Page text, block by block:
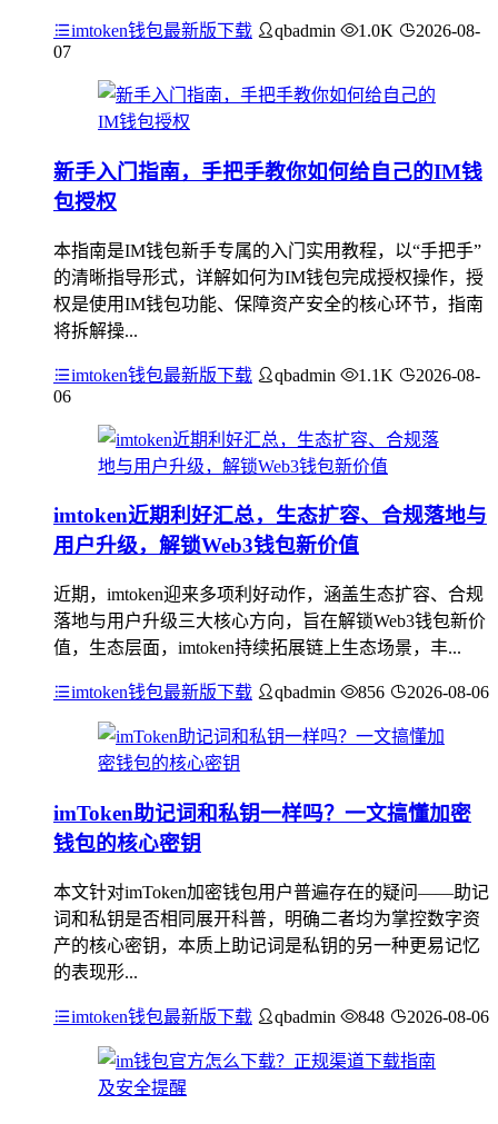
imtoken钱包最新版下载 qbadmin 1.0K
2026-08-
07
新手入门指南，手把手教你如何给自己的IM钱
包授权
本指南是IM钱包新手专属的入门实用教程，以“手把手”
的清晰指导形式，详解如何为IM钱包完成授权操作，授
权是使用IM钱包功能、保障资产安全的核心环节，指南
将拆解操...
imtoken钱包最新版下载 qbadmin 1.1K
2026-08-
06
imtoken近期利好汇总，生态扩容、合规落地与
用户升级，解锁Web3钱包新价值
近期，imtoken迎来多项利好动作，涵盖生态扩容、合规
落地与用户升级三大核心方向，旨在解锁Web3钱包新价
值，生态层面，imtoken持续拓展链上生态场景，丰...
imtoken钱包最新版下载 qbadmin 856 2026-08-06
imToken助记词和私钥一样吗？一文搞懂加密
钱包的核心密钥
本文针对imToken加密钱包用户普遍存在的疑问——助记
词和私钥是否相同展开科普，明确二者均为掌控数字资
产的核心密钥，本质上助记词是私钥的另一种更易记忆
的表现形...
imtoken钱包最新版下载 qbadmin 848 2026-08-06